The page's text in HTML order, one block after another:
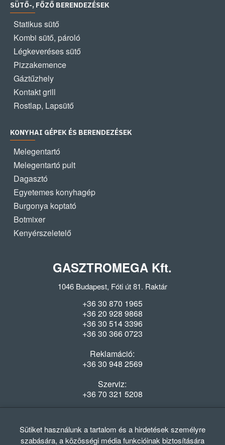
SÜTŐ-, FŐZŐ BERENDEZÉSEK
Statikus sütő
Kombi sütő, pároló
Légkeveréses sütő
Pizzakemence
Gáztűzhely
Kontakt grill
Rostlap, Lapsütő
KONYHAI GÉPEK ÉS BERENDEZÉSEK
Melegentartó
Melegentartó pult
Dagasztó
Egyetemes konyhagép
Burgonya koptató
Botmixer
Kenyérszeletelő
GASZTROMEGA Kft.
1046 Budapest, Fóti út 81. Raktár
+36 30 870 1965
+36 20 928 9868
+36 30 514 3396
+36 30 366 0723
Reklamáció:
+36 30 948 2569
Szerviz:
+36 70 321 5208
Hétfő-Péntek: 08:00-16:30
Sütiket használunk a tartalom és a hirdetések személyre
szabására, a közösségi média funkcióinak biztosítására